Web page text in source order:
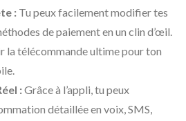
: Tu peux facilement modifier tes
de paiement en un clin d’œil.
la télécommande ultime pour ton
:Grâce à l’appli, tu peux
détaillée en voix, SMS,